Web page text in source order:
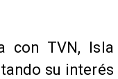
con TVN, Isla
su interés